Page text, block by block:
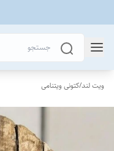
ویت لند/کتونی ویتنامی